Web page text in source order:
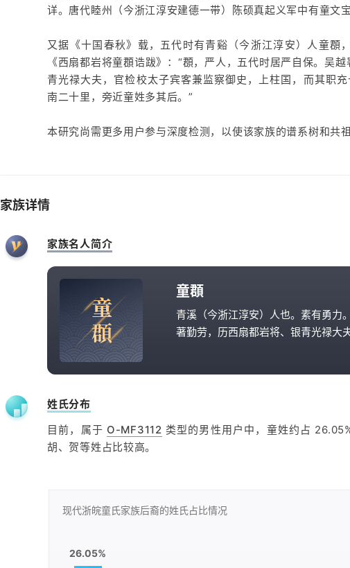
详。唐代睦州（今浙江淳安建德一带）陈硕真起义军中有童文
又据《十国春秋》载，五代时有青谿（今浙江淳安）人童頵
《西扇都岩将童頵诰跋》：“頵，严人，五代时居严自保。吴
青光禄大夫，官检校太子宾客兼监察御史，上柱国，而其职
南二十里，旁近童姓多其后。”
本研究尚需更多用户参与深度检测，以使该家族的谱系树和共
家族详情
家族名人简介
童
頵
童頵
青溪（今浙江淳安）人也。素有勇力
著勤劳，历西扇都岩将、银青光禄大
姓氏分布
目前，属于 O-MF3112 类型的男性用户中，童姓约占
胡、贺等姓占比较高。
现代浙皖童氏家族后裔的姓氏占比情况
26.05%